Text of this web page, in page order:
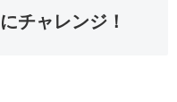
チャレンジ！